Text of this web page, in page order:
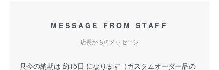
MESSAGE FROM STAFF
店長からのメッセージ
只今の納期は 約15日 になります（カスタムオーダー品の